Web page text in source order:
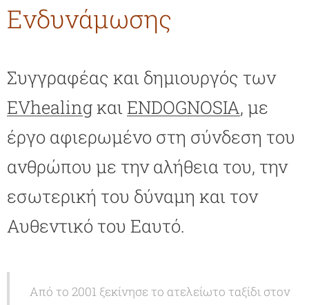
Ενδυνάμωσης
Συγγραφέας και δημιουργός των
EVhealingκαι ENDOGNOSIA, με
έργο αφιερωμένο στη σύνδεση του
ανθρώπου με την αλήθεια του, την
εσωτερική του δύναμη και τον
Αυθεντικό του Εαυτό.
Από το 2001 ξεκίνησε το ατελείωτο ταξίδι στον